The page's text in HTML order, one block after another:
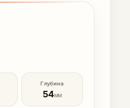
Глубина
54ММ